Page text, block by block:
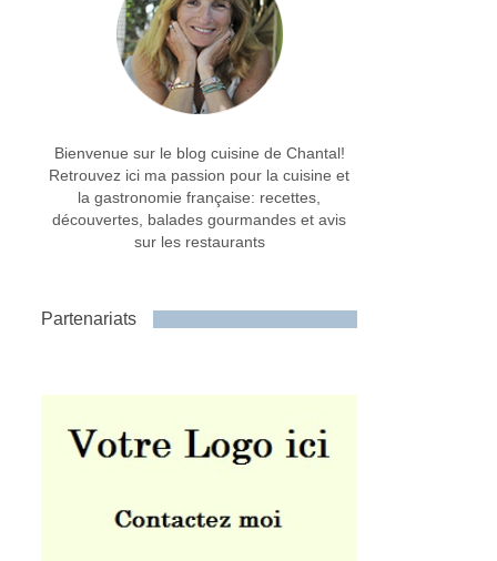
Bienvenue sur le blog cuisine de Chantal!
Retrouvez ici ma passion pour la cuisine et
la gastronomie française: recettes,
découvertes, balades gourmandes et avis
sur les restaurants
Partenariats